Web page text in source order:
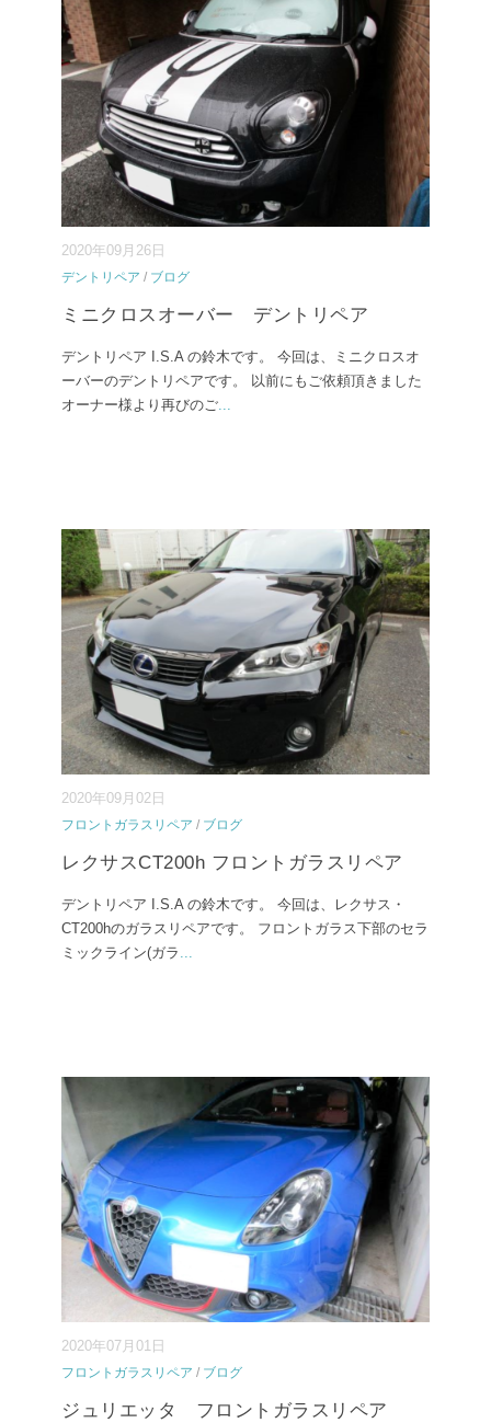
2020年09月26日
デントリペア / ブログ
ミニクロスオーバー デントリペア
デントリペア I.S.A の鈴木です。 今回は、ミニクロスオ
ーバーのデントリペアです。 以前にもご依頼頂きました
オーナー様より再びのご...
2020年09月02日
フロントガラスリペア / ブログ
レクサスCT200h フロントガラスリペア
デントリペア I.S.A の鈴木です。 今回は、レクサス・
CT200hのガラスリペアです。 フロントガラス下部のセラ
ミックライン(ガラ ...
2020年07月01日
フロントガラスリペア / ブログ
ジュリエッタ フロントガラスリペア